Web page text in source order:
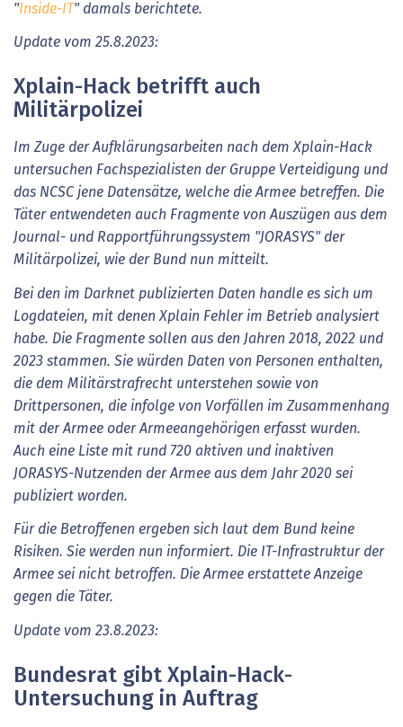
"Inside-IT" damals berichtete.
Update vom 25.8.2023:
Xplain-Hack betrifft auch
Militärpolizei
Im Zuge der Aufklärungsarbeiten nach dem Xplain-Hack
untersuchen Fachspezialisten der Gruppe Verteidigung und
das NCSC jene Datensätze, welche die Armee betreffen. Die
Täter entwendeten auch Fragmente von Auszügen aus dem
Journal- und Rapportführungssystem "JORASYS" der
Militärpolizei, wie der Bund nun mitteilt.
Bei den im Darknet publizierten Daten handle es sich um
Logdateien, mit denen Xplain Fehler im Betrieb analysiert
habe. Die Fragmente sollen aus den Jahren 2018, 2022 und
2023 stammen. Sie würden Daten von Personen enthalten,
die dem Militärstrafrecht unterstehen sowie von
Drittpersonen, die infolge von Vorfällen im Zusammenhang
mit der Armee oder Armeeangehörigen erfasst wurden.
Auch eine Liste mit rund 720 aktiven und inaktiven
JORASYS-Nutzenden der Armee aus dem Jahr 2020 sei
publiziert worden.
Für die Betroffenen ergeben sich laut dem Bund keine
Risiken. Sie werden nun informiert. Die IT-Infrastruktur der
Armee sei nicht betroffen. Die Armee erstattete Anzeige
gegen die Täter.
Update vom 23.8.2023:
Bundesrat gibt Xplain-Hack-
Untersuchung in Auftrag